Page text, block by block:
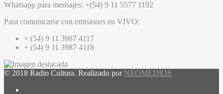
Whatsapp para mensajes: +(54) 9 11 5577 1192
Para comunicarse con emisiones en VIVO:
+ (54) 9 11 3987 4117
+ (54) 9 11 3987 4118
© 2018 Radio Cultura. Realizado por NEOMEDIOS